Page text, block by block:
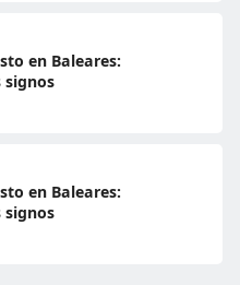
en Baleares:
signos
en Baleares:
signos